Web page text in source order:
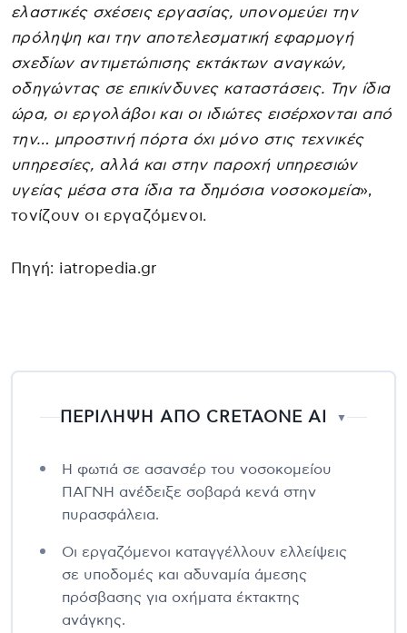
ελαστικές σχέσεις εργασίας, υπονομεύει την
πρόληψη και την αποτελεσματική εφαρμογή
σχεδίων αντιμετώπισης εκτάκτων αναγκών,
οδηγώντας σε επικίνδυνες καταστάσεις. Την ίδια
ώρα, οι εργολάβοι και οι ιδιώτες εισέρχονται από
την… μπροστινή πόρτα όχι μόνο στις τεχνικές
υπηρεσίες, αλλά και στην παροχή υπηρεσιών
υγείας μέσα στα ίδια τα δημόσια νοσοκομεία»,
τονίζουν οι εργαζόμενοι.
Πηγή: iatropedia.gr
ΠΕΡΙΛΗΨΗ ΑΠΟ CRETAONE AI ▼
Η φωτιά σε ασανσέρ του νοσοκομείου
ΠΑΓΝΗ ανέδειξε σοβαρά κενά στην
πυρασφάλεια.
Οι εργαζόμενοι καταγγέλλουν ελλείψεις
σε υποδομές και αδυναμία άμεσης
πρόσβασης για οχήματα έκτακτης
ανάγκης.